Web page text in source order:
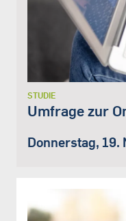
STUDIE
Umfrage zur
Donnerstag, 19.